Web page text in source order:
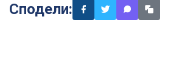
Сподели: